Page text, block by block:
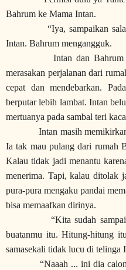
Bahrum ke Mama Intan.
“Iya, sampaikan
Intan. Bahrum mengangguk.
Intan dan
merasakan perjalanan dari
cepat dan mendebarkan.
berputar lebih lambat. Intan
mertuanya pada sambal teri
Intan masih
Ia tak mau pulang dari rumah
Kalau tidak jadi menantu
menerima. Tapi, kalau ditolak
pura-pura mengaku pandai
bisa memaafkan dirinya.
“Kita sudah
buatanmu itu. Hitung-hitung
samasekali tidak lucu di telinga
“Naaah ... ini dia